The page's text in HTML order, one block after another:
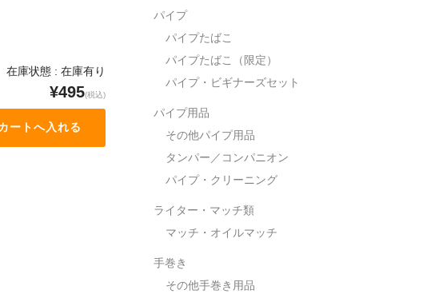
在庫状態 : 在庫有り
¥495(税込)
パイプ
パイプたばこ
パイプたばこ（限定）
パイプ・ビギナーズセット
パイプ用品
その他パイプ用品
タンパー／コンパニオン
パイプ・クリーニング
ライター・マッチ類
マッチ・オイルマッチ
手巻き
その他手巻き用品